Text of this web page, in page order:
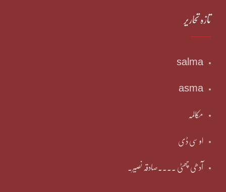
تازہ تحاریر
salma
asma
مکالمہ
او سی ڈی
آدھی چھٹی ۔۔۔۔صادقہ نصیر۔